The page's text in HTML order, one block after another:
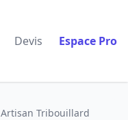
Devis Espace Pro
Artisan Tribouillard